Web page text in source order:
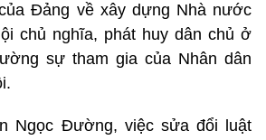
Đảng về xây dựng Nhà nước
chủ nghĩa, phát huy dân chủ ở
sự tham gia của Nhân dân
Ngọc Đường, việc sửa đổi luật